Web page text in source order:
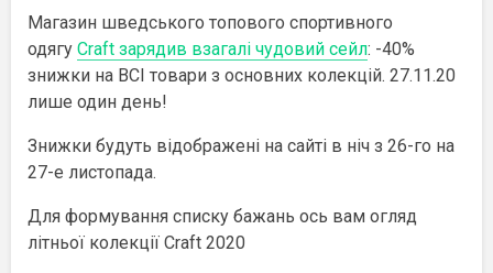
Магазин шведського топового спортивного
одягу Craft зарядив взагалі чудовий сейл: -40%
знижки на ВСІ товари з основних колекцій. 27.11.20
лише один день!
Знижки будуть відображені на сайті в ніч з 26-го на
27-е листопада.
Для формування списку бажань ось вам огляд
літньої колекції Craft 2020